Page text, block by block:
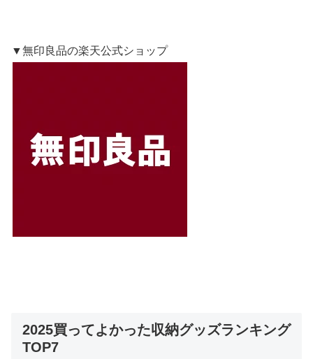
▼無印良品の楽天公式ショップ
2025買ってよかった収納グッズランキング
TOP7